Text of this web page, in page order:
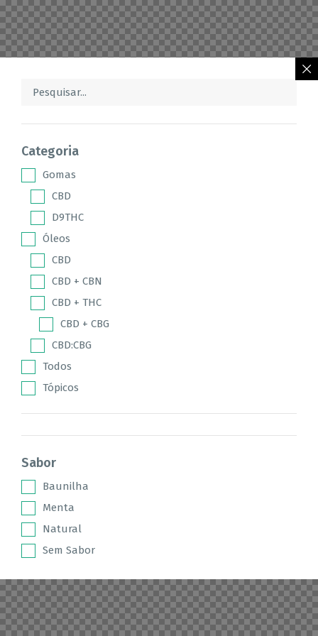
Categoria
Gomas
CBD
D9THC
Óleos
CBD
CBD + CBN
CBD + THC
CBD + CBG
CBD:CBG
Todos
Tópicos
Sabor
Baunilha
Menta
Natural
Sem Sabor